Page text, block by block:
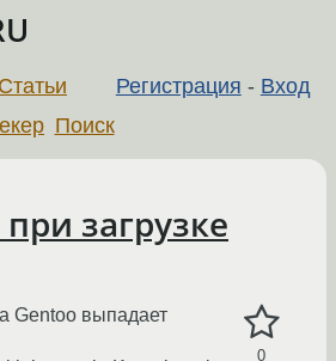
Регистрация - Вход
Статьи
Поиск
загрузке
0
Gentoo выпадает